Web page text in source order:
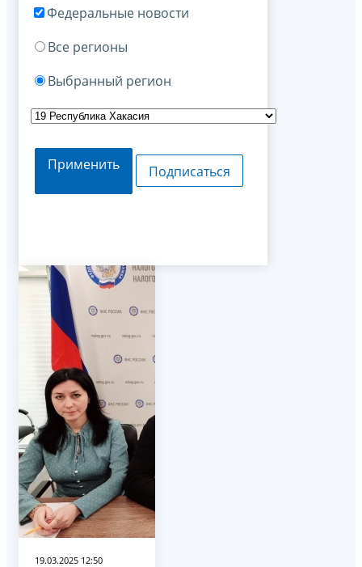
Федеральные новости
Все регионы
Выбранный регион
Применить Подписаться
19.03.2025 12:50